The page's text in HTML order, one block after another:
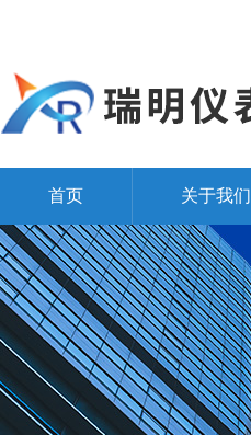
首页 关于我们